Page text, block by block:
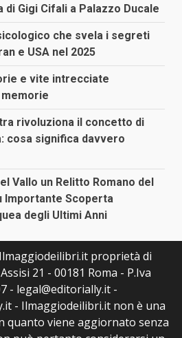
Gigi Cifali a Palazzo Ducale
che svela i segreti
e USA nel 2025
e vite intrecciate
rivoluziona il concetto di
cosa significa davvero
Vallo un Relitto Romano del
Importante Scoperta
degli Ultimi Anni
proprietà di
21 - 00181 Roma - P.Iva
- legal@editorially.it -
- Ilmaggiodeilibri.it non è una
quanto viene aggiornato senza